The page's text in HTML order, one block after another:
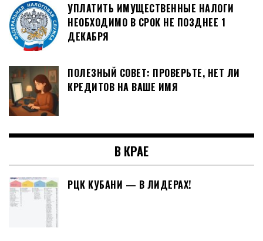
УПЛАТИТЬ ИМУЩЕСТВЕННЫЕ НАЛОГИ
НЕОБХОДИМО В СРОК НЕ ПОЗДНЕЕ 1
ДЕКАБРЯ
ПОЛЕЗНЫЙ СОВЕТ: ПРОВЕРЬТЕ, НЕТ ЛИ
КРЕДИТОВ НА ВАШЕ ИМЯ
В КРАЕ
РЦК КУБАНИ — В ЛИДЕРАХ!